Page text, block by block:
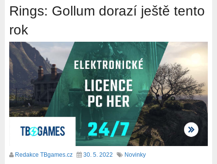
Rings: Gollum dorazí ještě tento
rok
Redakce TBgames.cz 30. 5. 2022 Novinky